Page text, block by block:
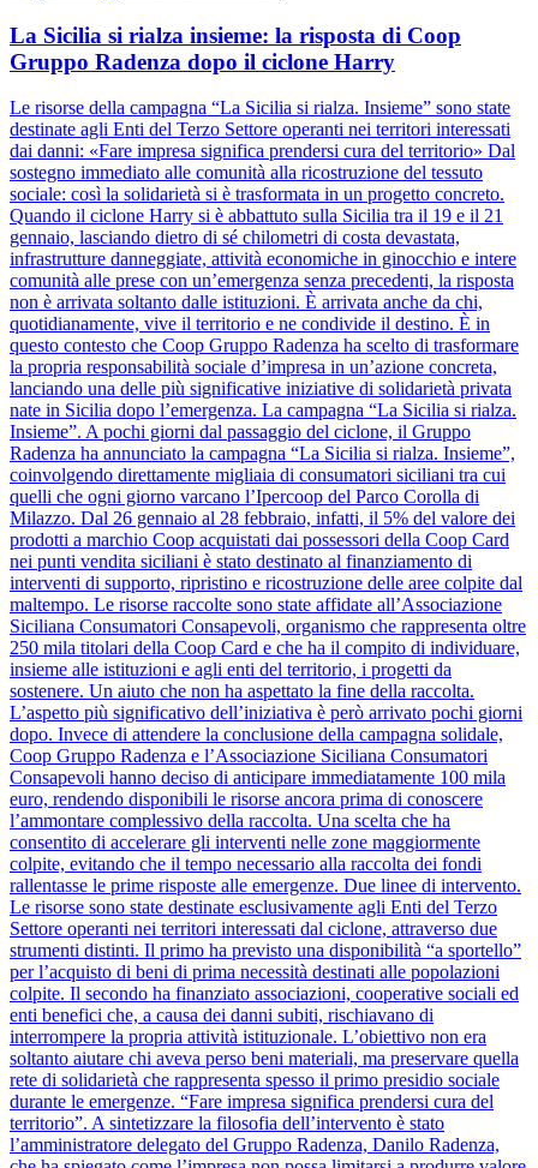
La Sicilia si rialza insieme: la risposta di Coop
Gruppo Radenza dopo il ciclone Harry
Le risorse della campagna “La Sicilia si rialza. Insieme” sono state
destinate agli Enti del Terzo Settore operanti nei territori interessati
dai danni: «Fare impresa significa prendersi cura del territorio» Dal
sostegno immediato alle comunità alla ricostruzione del tessuto
sociale: così la solidarietà si è trasformata in un progetto concreto.
Quando il ciclone Harry si è abbattuto sulla Sicilia tra il 19 e il 21
gennaio, lasciando dietro di sé chilometri di costa devastata,
infrastrutture danneggiate, attività economiche in ginocchio e intere
comunità alle prese con un’emergenza senza precedenti, la risposta
non è arrivata soltanto dalle istituzioni. È arrivata anche da chi,
quotidianamente, vive il territorio e ne condivide il destino. È in
questo contesto che Coop Gruppo Radenza ha scelto di trasformare
la propria responsabilità sociale d’impresa in un’azione concreta,
lanciando una delle più significative iniziative di solidarietà privata
nate in Sicilia dopo l’emergenza. La campagna “La Sicilia si rialza.
Insieme”. A pochi giorni dal passaggio del ciclone, il Gruppo
Radenza ha annunciato la campagna “La Sicilia si rialza. Insieme”,
coinvolgendo direttamente migliaia di consumatori siciliani tra cui
quelli che ogni giorno varcano l’Ipercoop del Parco Corolla di
Milazzo. Dal 26 gennaio al 28 febbraio, infatti, il 5% del valore dei
prodotti a marchio Coop acquistati dai possessori della Coop Card
nei punti vendita siciliani è stato destinato al finanziamento di
interventi di supporto, ripristino e ricostruzione delle aree colpite dal
maltempo. Le risorse raccolte sono state affidate all’Associazione
Siciliana Consumatori Consapevoli, organismo che rappresenta oltre
250 mila titolari della Coop Card e che ha il compito di individuare,
insieme alle istituzioni e agli enti del territorio, i progetti da
sostenere. Un aiuto che non ha aspettato la fine della raccolta.
L’aspetto più significativo dell’iniziativa è però arrivato pochi giorni
dopo. Invece di attendere la conclusione della campagna solidale,
Coop Gruppo Radenza e l’Associazione Siciliana Consumatori
Consapevoli hanno deciso di anticipare immediatamente 100 mila
euro, rendendo disponibili le risorse ancora prima di conoscere
l’ammontare complessivo della raccolta. Una scelta che ha
consentito di accelerare gli interventi nelle zone maggiormente
colpite, evitando che il tempo necessario alla raccolta dei fondi
rallentasse le prime risposte alle emergenze. Due linee di intervento.
Le risorse sono state destinate esclusivamente agli Enti del Terzo
Settore operanti nei territori interessati dal ciclone, attraverso due
strumenti distinti. Il primo ha previsto una disponibilità “a sportello”
per l’acquisto di beni di prima necessità destinati alle popolazioni
colpite. Il secondo ha finanziato associazioni, cooperative sociali ed
enti benefici che, a causa dei danni subiti, rischiavano di
interrompere la propria attività istituzionale. L’obiettivo non era
soltanto aiutare chi aveva perso beni materiali, ma preservare quella
rete di solidarietà che rappresenta spesso il primo presidio sociale
durante le emergenze. “Fare impresa significa prendersi cura del
territorio”. A sintetizzare la filosofia dell’intervento è stato
l’amministratore delegato del Gruppo Radenza, Danilo Radenza,